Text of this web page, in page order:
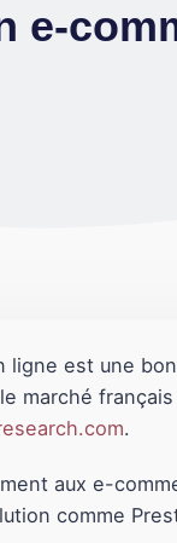
e-
est une
marché
.
aux e-
comme